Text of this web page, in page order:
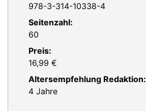
978-3-314-10338-4
Seitenzahl:
60
Preis:
16,99 €
Altersempfehlung Redaktion:
4 Jahre